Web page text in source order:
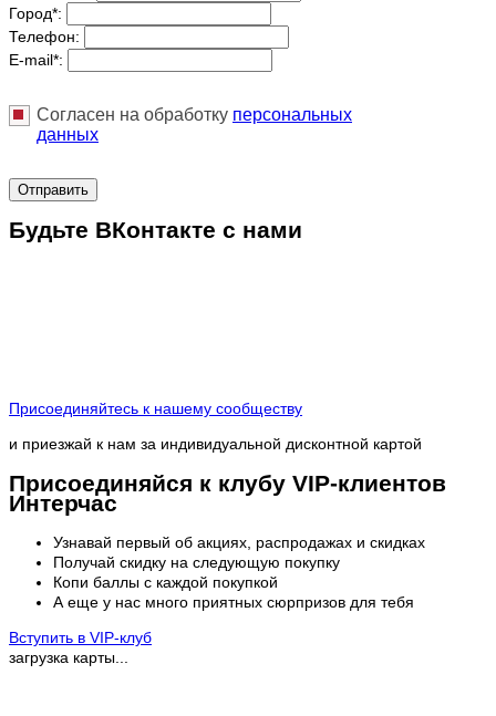
Город*:
Телефон:
E-mail*:
Согласен на обработку персональныx
данных
Отправить
Будьте ВКонтакте с нами
Присоединяйтесь к нашему сообществу
и приезжай к нам за индивидуальной дисконтной картой
Присоединяйся к клубу VIP-клиентов
Интерчас
Узнавай первый об акциях, распродажах и скидках
Получай скидку на следующую покупку
Копи баллы с каждой покупкой
А еще у нас много приятных сюрпризов для тебя
Вступить в VIP-клуб
загрузка карты...